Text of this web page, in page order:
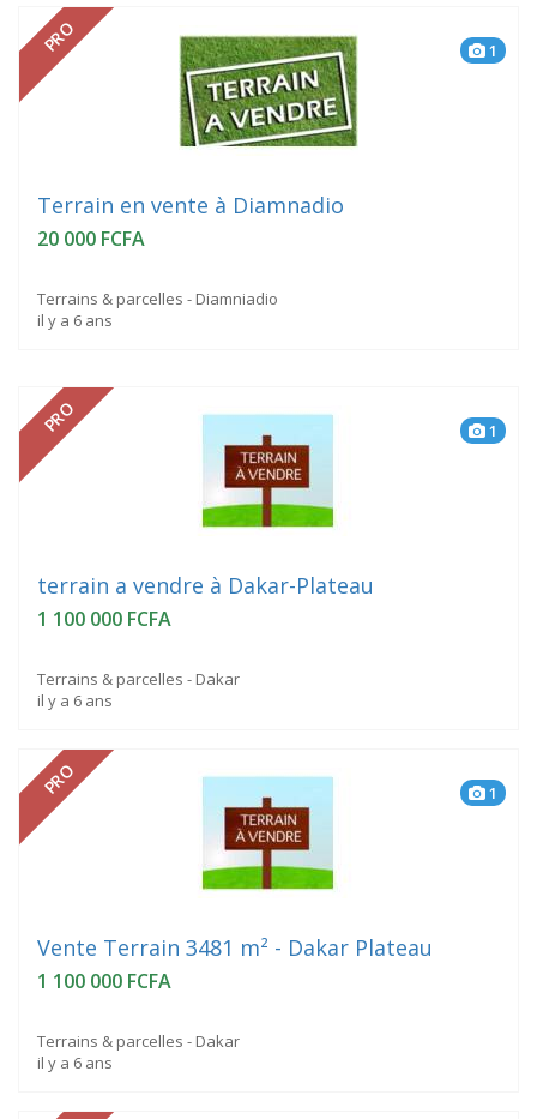
PRO 1
Terrain en vente à Diamnadio
20 000 FCFA
Terrains & parcelles - Diamniadio
il y a 6 ans
PRO 1
terrain a vendre à Dakar-Plateau
1 100 000 FCFA
Terrains & parcelles - Dakar
il y a 6 ans
PRO 1
Vente Terrain 3481 m² - Dakar Plateau
1 100 000 FCFA
Terrains & parcelles - Dakar
il y a 6 ans